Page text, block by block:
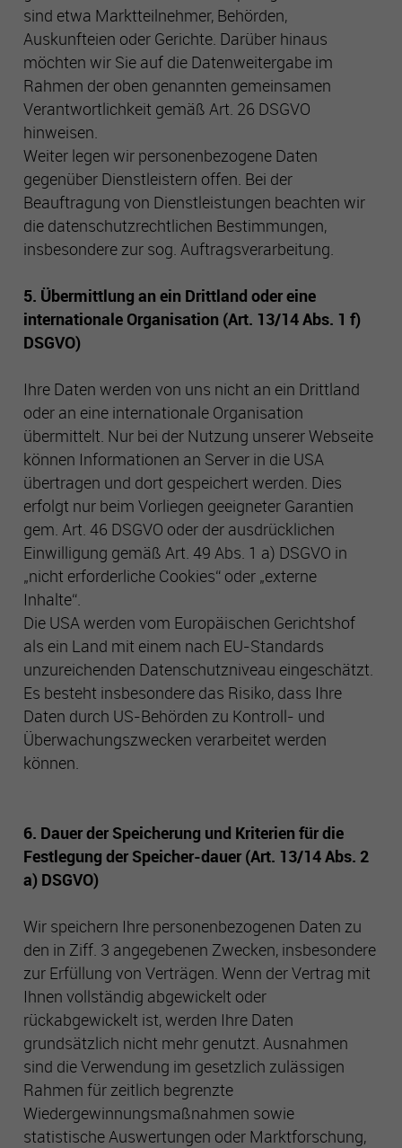
sind etwa Marktteilnehmer, Behörden,
Auskunfteien oder Gerichte. Darüber hinaus
möchten wir Sie auf die Datenweitergabe im
Rahmen der oben genannten gemeinsamen
Verantwortlichkeit gemäß Art. 26 DSGVO
hinweisen.
Weiter legen wir personenbezogene Daten
gegenüber Dienstleistern offen. Bei der
Beauftragung von Dienstleistungen beachten wir
die datenschutzrechtlichen Bestimmungen,
insbesondere zur sog. Auftragsverarbeitung.
5. Übermittlung an ein Drittland oder eine
internationale Organisation (Art. 13/14 Abs. 1 f)
DSGVO)
Ihre Daten werden von uns nicht an ein Drittland
oder an eine internationale Organisation
übermittelt. Nur bei der Nutzung unserer Webseite
können Informationen an Server in die USA
übertragen und dort gespeichert werden. Dies
erfolgt nur beim Vorliegen geeigneter Garantien
gem. Art. 46 DSGVO oder der ausdrücklichen
Einwilligung gemäß Art. 49 Abs. 1 a) DSGVO in
„nicht erforderliche Cookies“ oder „externe
Inhalte“.
Die USA werden vom Europäischen Gerichtshof
als ein Land mit einem nach EU-Standards
unzureichenden Datenschutzniveau eingeschätzt.
Es besteht insbesondere das Risiko, dass Ihre
Daten durch US-Behörden zu Kontroll- und
Überwachungszwecken verarbeitet werden
können.
6. Dauer der Speicherung und Kriterien für die
Festlegung der Speicher-dauer (Art. 13/14 Abs. 2
a) DSGVO)
Wir speichern Ihre personenbezogenen Daten zu
den in Ziff. 3 angegebenen Zwecken, insbesondere
zur Erfüllung von Verträgen. Wenn der Vertrag mit
Ihnen vollständig abgewickelt oder
rückabgewickelt ist, werden Ihre Daten
grundsätzlich nicht mehr genutzt. Ausnahmen
sind die Verwendung im gesetzlich zulässigen
Rahmen für zeitlich begrenzte
Wiedergewinnungsmaßnahmen sowie
statistische Auswertungen oder Marktforschung,